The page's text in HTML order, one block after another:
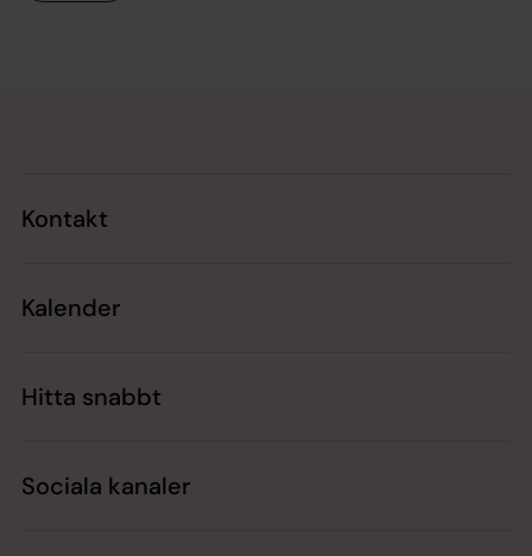
Kontakt
Kalender
Hitta snabbt
Sociala kanaler